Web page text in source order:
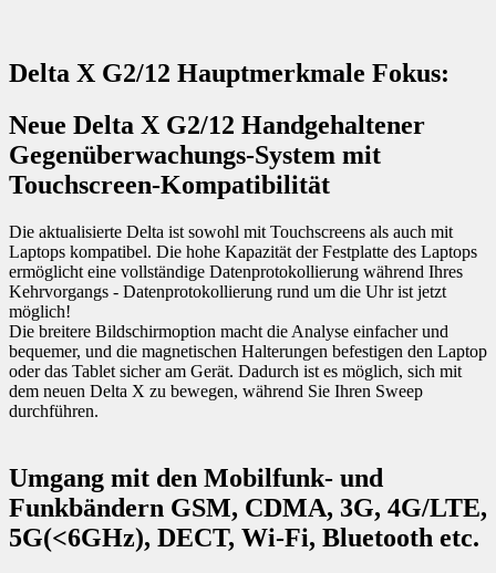
Delta X G2/12 Hauptmerkmale Fokus:
Neue Delta X G2/12 Handgehaltener
Gegenüberwachungs-System mit
Touchscreen-Kompatibilität
Die aktualisierte Delta ist sowohl mit Touchscreens als auch mit
Laptops kompatibel. Die hohe Kapazität der Festplatte des Laptops
ermöglicht eine vollständige Datenprotokollierung während Ihres
Kehrvorgangs - Datenprotokollierung rund um die Uhr ist jetzt
möglich!
Die breitere Bildschirmoption macht die Analyse einfacher und
bequemer, und die magnetischen Halterungen befestigen den Laptop
oder das Tablet sicher am Gerät. Dadurch ist es möglich, sich mit
dem neuen Delta X zu bewegen, während Sie Ihren Sweep
durchführen.
Umgang mit den Mobilfunk- und
Funkbändern GSM, CDMA, 3G, 4G/LTE,
5G(<6GHz), DECT, Wi-Fi, Bluetooth etc.